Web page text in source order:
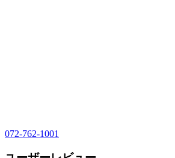
072-762-1001